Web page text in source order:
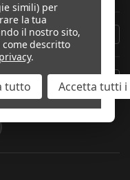
+
simili) per
la tua
il nostro sito,
descritto
.
tutto Accetta tutti